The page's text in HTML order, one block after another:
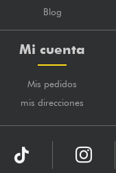
Blog
Mi cuenta
Mis pedidos
mis direcciones